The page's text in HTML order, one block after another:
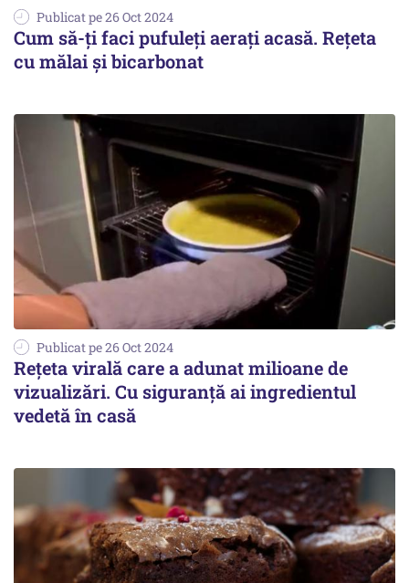
Publicat pe 26 Oct 2024
Cum să-ți faci pufuleți aerați acasă. Rețeta
cu mălai și bicarbonat
Publicat pe 26 Oct 2024
Rețeta virală care a adunat milioane de
vizualizări. Cu siguranță ai ingredientul
vedetă în casă